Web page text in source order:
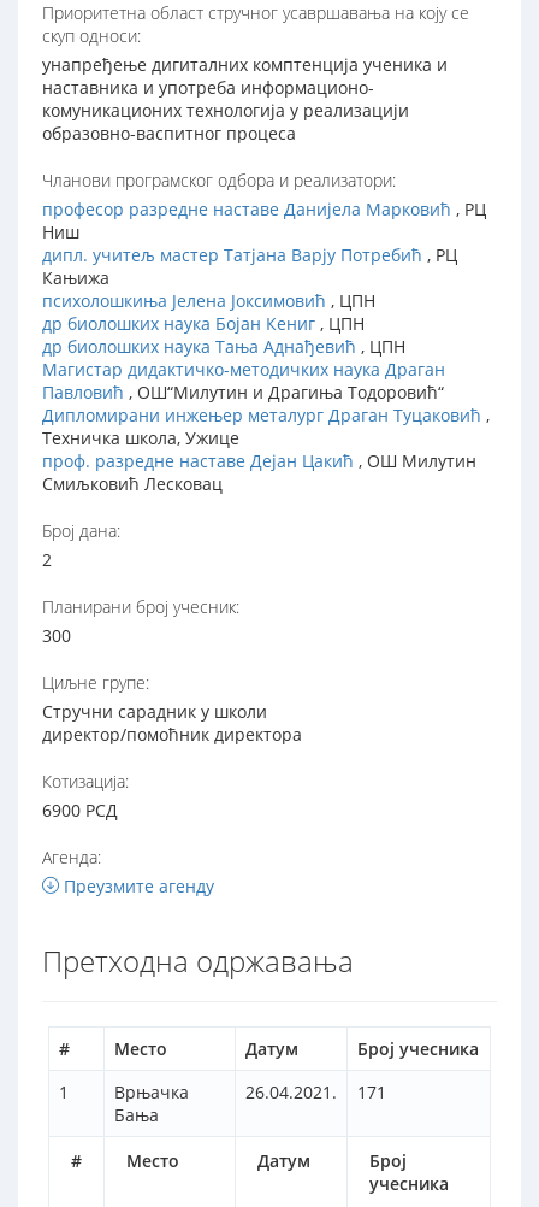
Приоритетна област стручног усавршавања на коју се
скуп односи:
унапређење дигиталних комптенција ученика и
наставника и употреба информационо-
комуникационих технологија у реализацији
образовно-васпитног процеса
Чланови програмског одбора и реализатори:
професор разредне наставе Данијела Марковић , РЦ
Ниш
дипл. учитељ мастер Татјана Варју Потребић , РЦ
Кањижа
психолошкиња Јелена Јоксимовић , ЦПН
др биолошких наука Бојан Кениг , ЦПН
др биолошких наука Тања Аднађевић , ЦПН
Магистар дидактичко-методичких наука Драган
Павловић , ОШ“Милутин и Драгиња Тодоровић“
Дипломирани инжењер металург Драган Туцаковић ,
Техничка школа, Ужице
проф. разредне наставе Дејан Цакић , ОШ Милутин
Смиљковић Лесковац
Број дана:
2
Планирани број учесник:
300
Циљне групе:
Стручни сарадник у школи
директор/помоћник директора
Котизација:
6900 РСД
Агенда:
Преузмите агенду
Претходна одржавања
# Место Датум Број учесника
# Место Датум
Број
учесника
1
Врњачка
Бања
26.04.2021. 171